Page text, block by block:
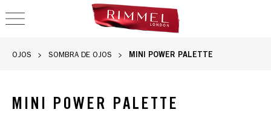
OPEN NAVIGATION
OJOS SOMBRA DE OJOS MINI POWER PALETTE
MINI POWER PALETTE